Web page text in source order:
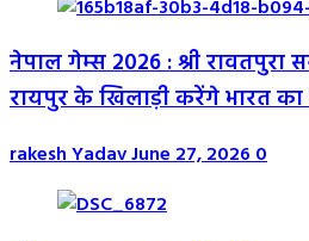
नेपाल गेम्स 2026 : श्री रावतपुरा
रायपुर के खिलाड़ी करेंगे भारत का
rakesh YadavJune 27, 20260